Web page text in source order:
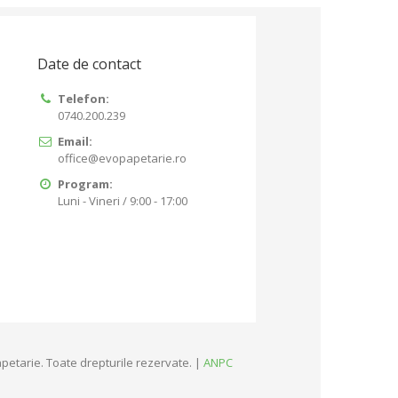
Date de contact
Telefon:
0740.200.239
Email:
office@evopapetarie.ro
Program:
Luni - Vineri / 9:00 - 17:00
Toate drepturile rezervate. | ANPC